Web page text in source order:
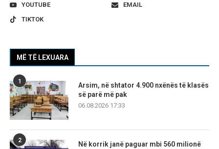
YOUTUBE
EMAIL
TIKTOK
MË TË LEXUARA
1
Arsim, në shtator 4.900 nxënës të klasës
së parë më pak
06.08.2026 17:33
2
Në korrik janë paguar mbi 560 milionë